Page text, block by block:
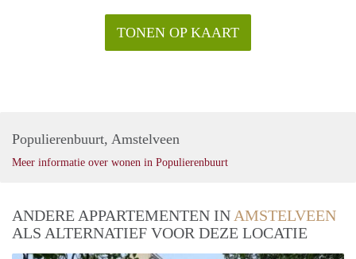
TONEN OP KAART
Populierenbuurt, Amstelveen
Meer informatie over wonen in Populierenbuurt
ANDERE APPARTEMENTEN IN AMSTELVEEN
ALS ALTERNATIEF VOOR DEZE LOCATIE